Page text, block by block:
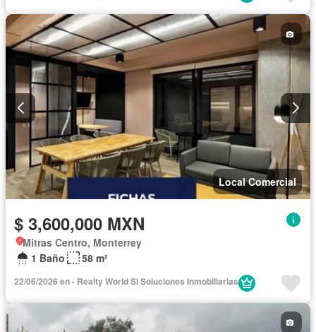
Local Comercial
$ 3,600,000 MXN
Mitras Centro, Monterrey
1 Baño
58 m²
22/06/2026 en - Realty World SI Soluciones Inmobiliarias